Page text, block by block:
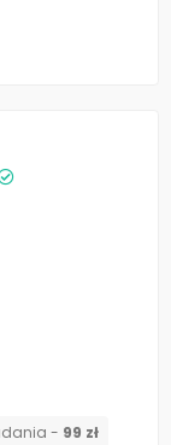
- 99 zł